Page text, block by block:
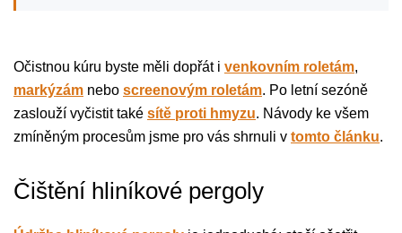
Očistnou kúru byste měli dopřát i venkovním roletám,
markýzám nebo screenovým roletám. Po letní sezóně
zaslouží vyčistit také sítě proti hmyzu. Návody ke všem
zmíněným procesům jsme pro vás shrnuli v tomto článku.
Čištění hliníkové pergoly